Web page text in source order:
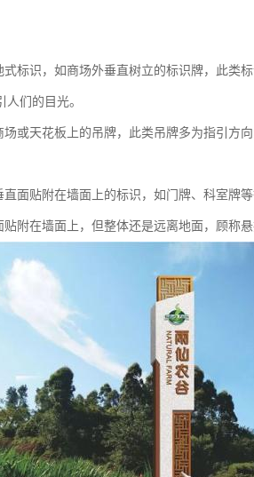
标识，如商场外垂直树立的标识牌，此类
们的目光。
或天花板上的吊牌，此类吊牌多为指引方
面贴附在墙面上的标识，如门牌、科室牌等
附在墙面上，但整体还是远离地面，顾称